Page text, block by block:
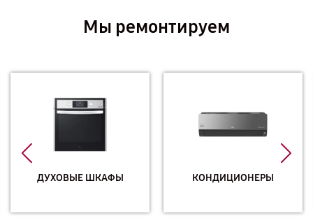
Мы ремонтируем
ДУХОВЫЕ ШКАФЫ КОНДИЦИОНЕРЫ